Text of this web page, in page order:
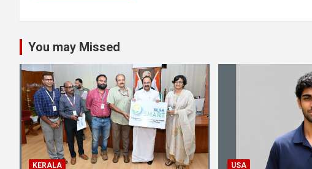
You may Missed
KERALA USA